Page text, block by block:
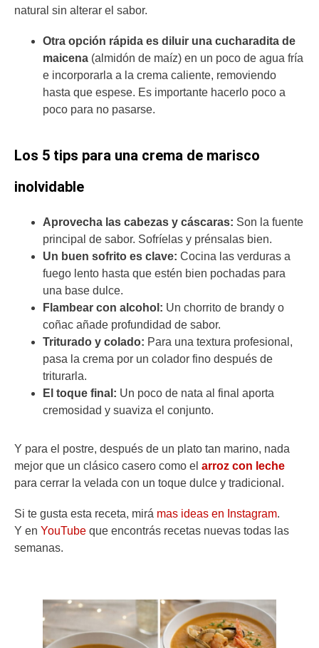
natural sin alterar el sabor.
Otra opción rápida es diluir una cucharadita de
maicena (almidón de maíz) en un poco de agua fría
e incorporarla a la crema caliente, removiendo
hasta que espese. Es importante hacerlo poco a
poco para no pasarse.
Los 5 tips para una crema de marisco
inolvidable
Aprovecha las cabezas y cáscaras: Son la fuente
principal de sabor. Sofríelas y prénsalas bien.
Un buen sofrito es clave: Cocina las verduras a
fuego lento hasta que estén bien pochadas para
una base dulce.
Flambear con alcohol: Un chorrito de brandy o
coñac añade profundidad de sabor.
Triturado y colado: Para una textura profesional,
pasa la crema por un colador fino después de
triturarla.
El toque final: Un poco de nata al final aporta
cremosidad y suaviza el conjunto.
Y para el postre, después de un plato tan marino, nada
mejor que un clásico casero como el arroz con leche
para cerrar la velada con un toque dulce y tradicional.
Si te gusta esta receta, mirá mas ideas en Instagram.
Y en YouTube que encontrás recetas nuevas todas las
semanas.